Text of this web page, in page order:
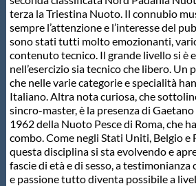
Area Legislativa
Protezione Civile
Qualità
Sostenibilità
Privacy
terza la Triestina Nuoto. Il connubio
sempre l’attenzione e l’interesse del
sono stati tutti molto emozionanti,
contenuto tecnico. Il grande livello si è
nell’esercizio sia tecnico che libero. Un
che nelle varie categorie e specialità
Italiano. Altra nota curiosa, che
sincro-master, è la presenza di
1962 della Nuoto Pesce di Roma, che
combo. Come negli Stati Uniti, Belgio e
questa disciplina si sta evolvendo e
fascie di età e di sesso, a testimonianza
e passione tutto diventa possibile a